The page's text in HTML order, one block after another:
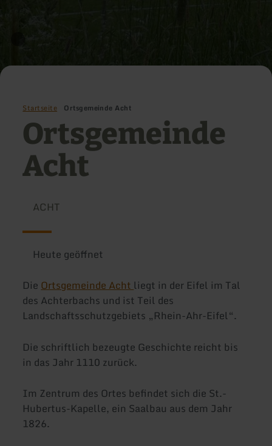
Startseite Ortsgemeinde Acht
Ortsgemeinde
Acht
ACHT
Heute geöffnet
DieOrtsgemeinde Achtliegt in der Eifel im Tal
des Achterbachs und ist Teil des
Landschaftsschutzgebiets „Rhein-Ahr-Eifel“.
Die schriftlich bezeugte Geschichte reicht bis
in das Jahr 1110 zurück.
Im Zentrum des Ortes befindet sich die St.-
Hubertus-Kapelle, ein Saalbau aus dem Jahr
1826.